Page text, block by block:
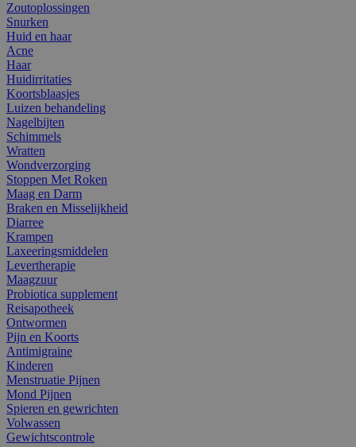
Zoutoplossingen
Snurken
Huid en haar
Acne
Haar
Huidirritaties
Koortsblaasjes
Luizen behandeling
Nagelbijten
Schimmels
Wratten
Wondverzorging
Stoppen Met Roken
Maag en Darm
Braken en Misselijkheid
Diarree
Krampen
Laxeeringsmiddelen
Levertherapie
Maagzuur
Probiotica supplement
Reisapotheek
Ontwormen
Pijn en Koorts
Antimigraine
Kinderen
Menstruatie Pijnen
Mond Pijnen
Spieren en gewrichten
Volwassen
Gewichtscontrole